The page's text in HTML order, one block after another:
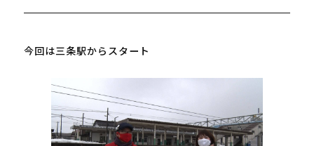
今回は三条駅からスタート